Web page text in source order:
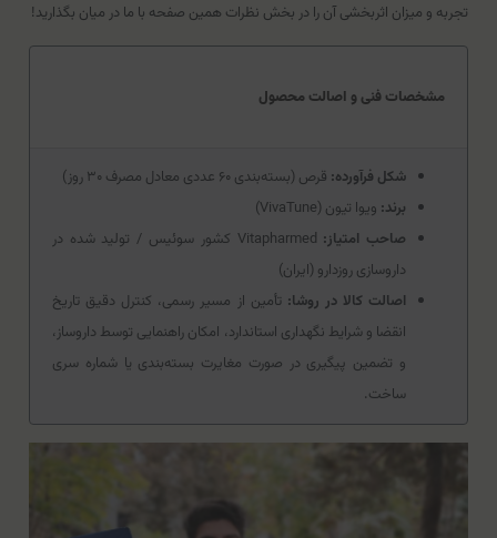
تجربه و میزان اثربخشی آن را در بخش نظرات همین صفحه با ما در میان بگذارید!
مشخصات فنی و اصالت محصول
شکل فرآورده: قرص (بسته‌بندی ۶۰ عددی معادل مصرف ۳۰ روز)
برند: ویوا تیون (VivaTune)
صاحب امتیاز:
Vitapharmed کشور سوئیس / تولید شده در
داروسازی روزدارو (ایران)
اصالت کالا در روشا: تأمین از مسیر رسمی، کنترل دقیق تاریخ
انقضا و شرایط نگهداری استاندارد، امکان راهنمایی توسط داروساز،
و تضمین پیگیری در صورت مغایرت بسته‌بندی یا شماره سری
ساخت.